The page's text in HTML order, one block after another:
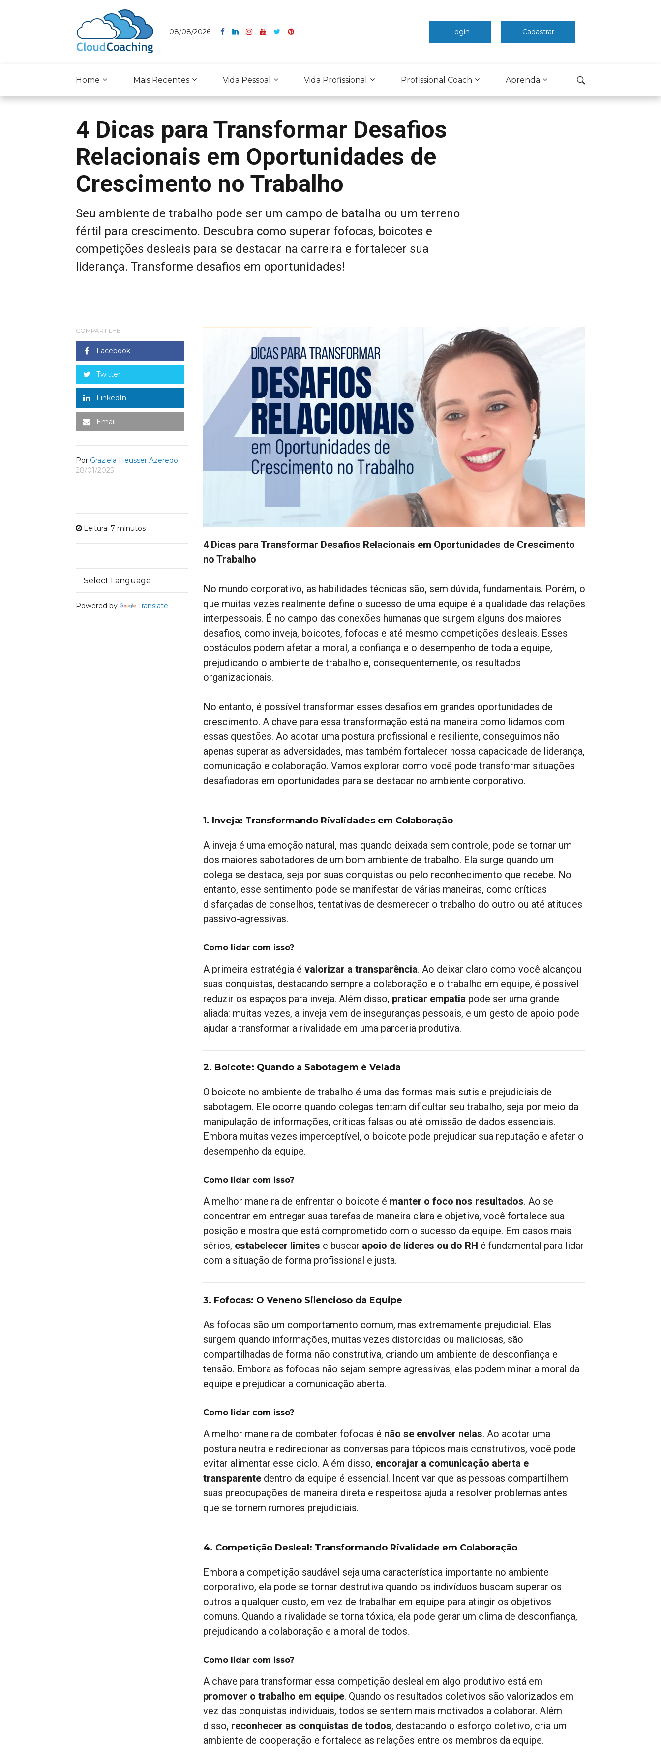
08/08/2026 Login Cadastrar
Home Mais Recentes Vida Pessoal Vida Profissional Profissional Coach Aprenda
4 Dicas para Transformar Desafios
Relacionais em Oportunidades de
Crescimento no Trabalho
Seu ambiente de trabalho pode ser um campo de batalha ou um terreno
fértil para crescimento. Descubra como superar fofocas, boicotes e
competições desleais para se destacar na carreira e fortalecer sua
liderança. Transforme desafios em oportunidades!
COMPARTILHE
Facebook
Twitter
LinkedIn
Email
Por Graziela Heusser Azeredo
28/01/2025
Leitura: 7 minutos
Powered by Translate
4 Dicas para Transformar Desafios Relacionais em Oportunidades de Crescimento
no Trabalho
No mundo corporativo, as habilidades técnicas são, sem dúvida, fundamentais. Porém, o
que muitas vezes realmente define o sucesso de uma equipe é a qualidade das relações
interpessoais. É no campo das conexões humanas que surgem alguns dos maiores
desafios, como inveja, boicotes, fofocas e até mesmo competições desleais. Esses
obstáculos podem afetar a moral, a confiança e o desempenho de toda a equipe,
prejudicando o ambiente de trabalho e, consequentemente, os resultados
organizacionais.
No entanto, é possível transformar esses desafios em grandes oportunidades de
crescimento. A chave para essa transformação está na maneira como lidamos com
essas questões. Ao adotar uma postura profissional e resiliente, conseguimos não
apenas superar as adversidades, mas também fortalecer nossa capacidade de liderança,
comunicação e colaboração. Vamos explorar como você pode transformar situações
desafiadoras em oportunidades para se destacar no ambiente corporativo.
1. Inveja: Transformando Rivalidades em Colaboração
A inveja é uma emoção natural, mas quando deixada sem controle, pode se tornar um
dos maiores sabotadores de um bom ambiente de trabalho. Ela surge quando um
colega se destaca, seja por suas conquistas ou pelo reconhecimento que recebe. No
entanto, esse sentimento pode se manifestar de várias maneiras, como críticas
disfarçadas de conselhos, tentativas de desmerecer o trabalho do outro ou até atitudes
passivo-agressivas.
Como lidar com isso?
A primeira estratégia é valorizar a transparência. Ao deixar claro como você alcançou
suas conquistas, destacando sempre a colaboração e o trabalho em equipe, é possível
reduzir os espaços para inveja. Além disso, praticar empatia pode ser uma grande
aliada: muitas vezes, a inveja vem de inseguranças pessoais, e um gesto de apoio pode
ajudar a transformar a rivalidade em uma parceria produtiva.
2. Boicote: Quando a Sabotagem é Velada
O boicote no ambiente de trabalho é uma das formas mais sutis e prejudiciais de
sabotagem. Ele ocorre quando colegas tentam dificultar seu trabalho, seja por meio da
manipulação de informações, críticas falsas ou até omissão de dados essenciais.
Embora muitas vezes imperceptível, o boicote pode prejudicar sua reputação e afetar o
desempenho da equipe.
Como lidar com isso?
A melhor maneira de enfrentar o boicote é manter o foco nos resultados. Ao se
concentrar em entregar suas tarefas de maneira clara e objetiva, você fortalece sua
posição e mostra que está comprometido com o sucesso da equipe. Em casos mais
sérios, estabelecer limites e buscar apoio de líderes ou do RH é fundamental para lidar
com a situação de forma profissional e justa.
3. Fofocas: O Veneno Silencioso da Equipe
As fofocas são um comportamento comum, mas extremamente prejudicial. Elas
surgem quando informações, muitas vezes distorcidas ou maliciosas, são
compartilhadas de forma não construtiva, criando um ambiente de desconfiança e
tensão. Embora as fofocas não sejam sempre agressivas, elas podem minar a moral da
equipe e prejudicar a comunicação aberta.
Como lidar com isso?
A melhor maneira de combater fofocas é não se envolver nelas. Ao adotar uma
postura neutra e redirecionar as conversas para tópicos mais construtivos, você pode
evitar alimentar esse ciclo. Além disso, encorajar a comunicação aberta e
transparente dentro da equipe é essencial. Incentivar que as pessoas compartilhem
suas preocupações de maneira direta e respeitosa ajuda a resolver problemas antes
que se tornem rumores prejudiciais.
4. Competição Desleal: Transformando Rivalidade em Colaboração
Embora a competição saudável seja uma característica importante no ambiente
corporativo, ela pode se tornar destrutiva quando os indivíduos buscam superar os
outros a qualquer custo, em vez de trabalhar em equipe para atingir os objetivos
comuns. Quando a rivalidade se torna tóxica, ela pode gerar um clima de desconfiança,
prejudicando a colaboração e a moral de todos.
Como lidar com isso?
A chave para transformar essa competição desleal em algo produtivo está em
promover o trabalho em equipe. Quando os resultados coletivos são valorizados em
vez das conquistas individuais, todos se sentem mais motivados a colaborar. Além
disso, reconhecer as conquistas de todos, destacando o esforço coletivo, cria um
ambiente de cooperação e fortalece as relações entre os membros da equipe.